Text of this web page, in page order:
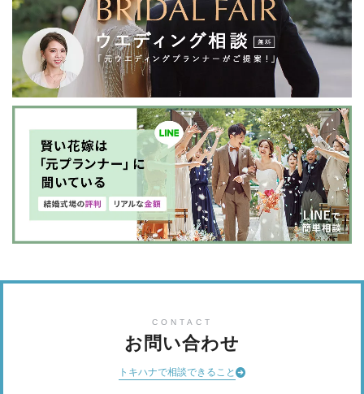
CONTACT
お問い合わせ
トキハナで相談できること